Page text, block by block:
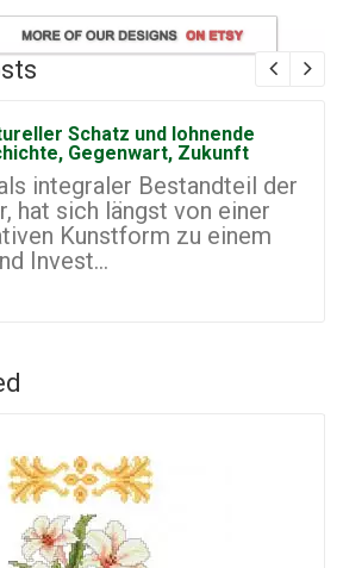
Schatz und lohnende
Gegenwart, Zukunft
integraler Bestandteil der
hat sich längst von einer
Kunstform zu einem
Invest...